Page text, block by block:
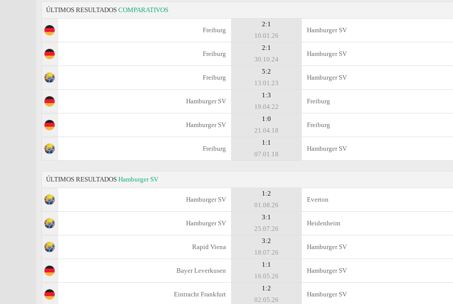
ÚLTIMOS RESULTADOS COMPARATIVOS
Freiburg
2:1
10.01.26
Hamburger SV
Freiburg
2:1
30.10.24
Hamburger SV
Freiburg
5:2
13.01.23
Hamburger SV
Hamburger SV
1:3
19.04.22
Freiburg
Hamburger SV
1:0
21.04.18
Freiburg
Freiburg
1:1
07.01.18
Hamburger SV
ÚLTIMOS RESULTADOS Hamburger SV
Hamburger SV
1:2
01.08.26
Everton
Hamburger SV
3:1
25.07.26
Heidenheim
Rapid Viena
3:2
18.07.26
Hamburger SV
Bayer Leverkusen
1:1
16.05.26
Hamburger SV
Eintracht Frankfurt
1:2
02.05.26
Hamburger SV